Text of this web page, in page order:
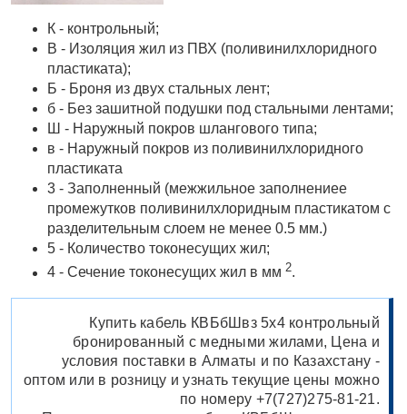
К - контрольный;
В - Изоляция жил из ПВХ (поливинилхлоридного
пластиката);
Б - Броня из двух стальных лент;
б - Без зашитной подушки под стальными лентами;
Ш - Наружный покров шлангового типа;
в - Наружный покров из поливинилхлоридного
пластиката
3 - Заполненный (межжильное заполнениее
промежутков поливинилхлоридным пластикатом с
разделительным слоем не менее 0.5 мм.)
5 - Количество токонесущих жил;
4 - Сечение токонесущих жил в мм 2.
Купить кабель КВБбШвз 5х4 контрольный
бронированный с медными жилами, Цена и
условия поставки в Алматы и по Казахстану -
оптом или в розницу и узнать текущие цены можно
по номеру +7(727)275-81-21.